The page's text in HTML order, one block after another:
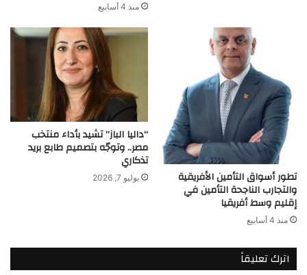
منذ 4 أسابيع
تطور أسواق التأمين الأفريقية
والتجارب الناجحة التأمين في
إقليم وسط أفريقيا
منذ 4 أسابيع
“داليا الباز” تشيد بأداء منتخب
مصر.. وتوجّه بتصميم طابع بريد
تذكاري
يوليو 7, 2026
اترك تعليقاً